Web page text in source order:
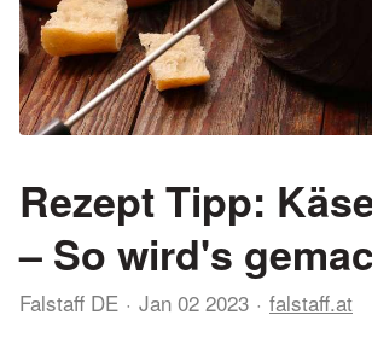
Rezept Tipp:
– So wird's
Falstaff DE Jan 02 2023 falstaff.at